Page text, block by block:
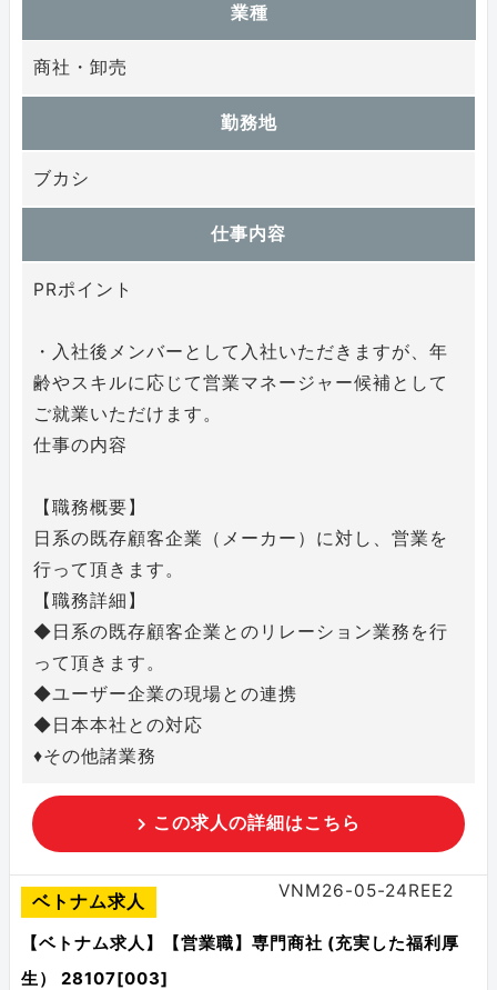
業種
商社・卸売
勤務地
ブカシ
仕事内容
PRポイント
・入社後メンバーとして入社いただきますが、年
齢やスキルに応じて営業マネージャー候補として
ご就業いただけます。
仕事の内容
【職務概要】
日系の既存顧客企業（メーカー）に対し、営業を
行って頂きます。
【職務詳細】
◆日系の既存顧客企業とのリレーション業務を行
って頂きます。
◆ユーザー企業の現場との連携
◆日本本社との対応
♦その他諸業務
この求人の詳細はこちら
ベトナム求人
VNM26-05-24REE2
【ベトナム求人】【営業職】専門商社 (充実した福利厚
生） 28107[003]